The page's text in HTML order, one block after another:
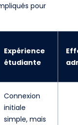
pour
Expérience
étudiante
Connexion
initiale
simple, mais